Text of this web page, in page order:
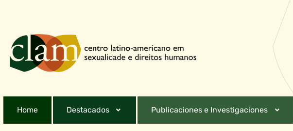
Home Destacados Publicaciones e Investigaciones